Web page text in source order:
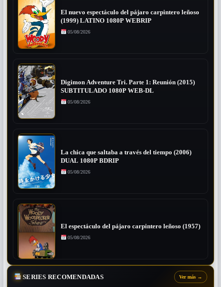
El nuevo espectáculo del pájaro carpintero leñoso
(1999) LATINO 1080P WEBRIP
05/08/2026
Digimon Adventure Tri. Parte 1: Reunión (2015)
SUBTITULADO 1080P WEB-DL
05/08/2026
La chica que saltaba a través del tiempo (2006)
DUAL 1080P BDRIP
05/08/2026
El espectáculo del pájaro carpintero leñoso (1957)
05/08/2026
SERIES RECOMENDADAS Ver más →